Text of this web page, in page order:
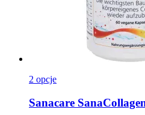
2 opcje
Sanacare